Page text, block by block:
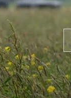
Naar
Naar